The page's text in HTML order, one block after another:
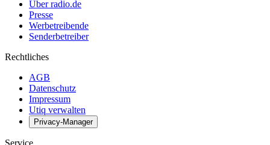
Über radio.de
Presse
Werbetreibende
Senderbetreiber
Rechtliches
AGB
Datenschutz
Impressum
Utiq verwalten
Privacy-Manager